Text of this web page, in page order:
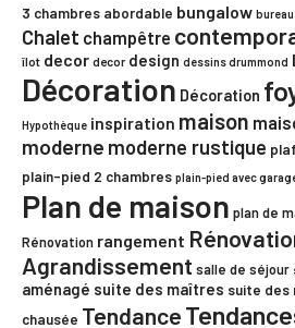
3 chambres abordable bungalow bureau
Chalet champêtre
îlot decor decor design dessins drummond
Décoration Décoration
Hypothèque inspiration maison
moderne moderne rustique
plain-pied 2 chambres plain-pied avec
Plan de maison plan de
Rénovation rangement
Agrandissement salle de séjour
aménagé suite des maîtres suite des
chausée Tendance